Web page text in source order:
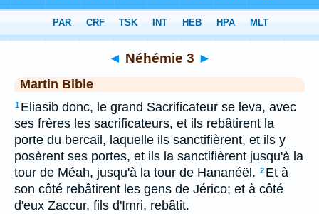
> Néhémie 3
◄ Néhémie 3 ►
Martin Bible
1 Eliasib donc, le grand Sacrificateur se leva, avec
ses frères les sacrificateurs, et ils rebâtirent la
porte du bercail, laquelle ils sanctifièrent, et ils y
posèrent ses portes, et ils la sanctifièrent jusqu'à la
tour de Méah, jusqu'à la tour de Hananéël. 2 Et à
son côté rebâtirent les gens de Jérico; et à côté
d'eux Zaccur, fils d'Imri, rebâtit.